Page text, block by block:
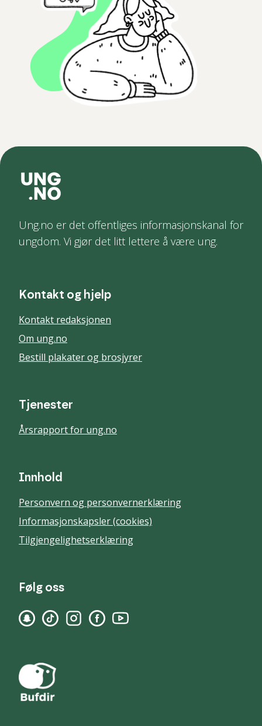
Ung.no er det offentliges informasjonskanal for
ungdom. Vi gjør det litt lettere å være ung.
Kontakt og hjelp
Kontakt redaksjonen
Om ung.no
Bestill plakater og brosjyrer
Tjenester
Årsrapport for ung.no
Innhold
Personvern og personvernerklæring
Informasjonskapsler (cookies)
Tilgjengelighetserklæring
Følg oss